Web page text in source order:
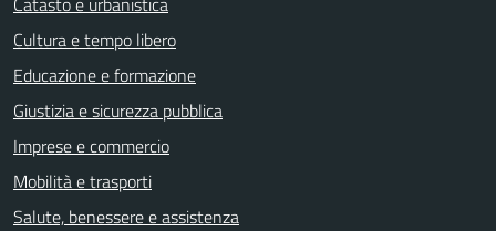
Cultura e tempo libero
Educazione e formazione
Giustizia e sicurezza pubblica
Imprese e commercio
Mobilità e trasporti
Salute, benessere e assistenza